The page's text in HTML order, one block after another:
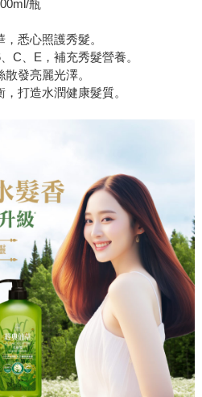
瓶
悉心照護秀髮。
C、E，補充秀髮營養。
發亮麗光澤。
打造水潤健康髮質。